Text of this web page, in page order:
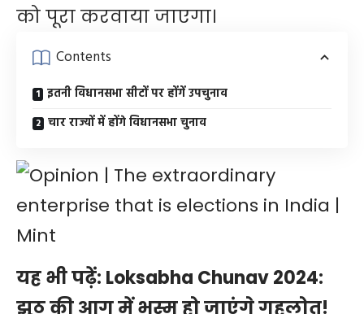
को पूरा करवाया जाएगा।
Contents
इतनी विधानसभा सीटों पर होंगें उपचुनाव
चार राज्यों में होंगे विधानसभा चुनाव
यह भी पढ़ें: Loksabha Chunav 2024:
झूठ की आग में भस्म हो जाएंगे गहलोत!